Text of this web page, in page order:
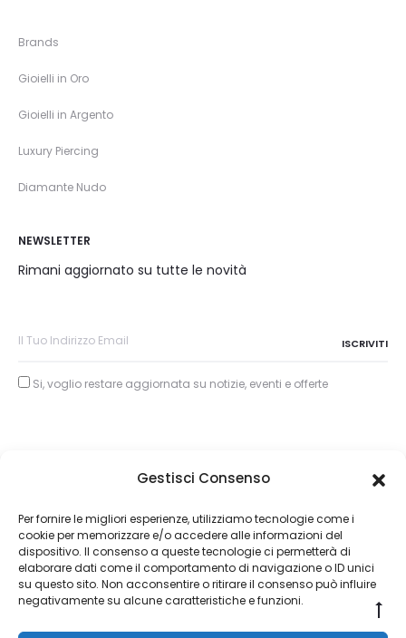
Gestisci Consenso
Per fornire le migliori esperienze, utilizziamo tecnologie come i
cookie per memorizzare e/o accedere alle informazioni del
dispositivo. Il consenso a queste tecnologie ci permetterà di
elaborare dati come il comportamento di navigazione o ID unici
su questo sito. Non acconsentire o ritirare il consenso può influire
negativamente su alcune caratteristiche e funzioni.
Brands
Gioielli in Oro
Gioielli in Argento
Luxury Piercing
Diamante Nudo
NEWSLETTER
Rimani aggiornato su tutte le novità
Si, voglio restare aggiornata su notizie, eventi e offerte
About Piertullio
Condizioni di Vendita